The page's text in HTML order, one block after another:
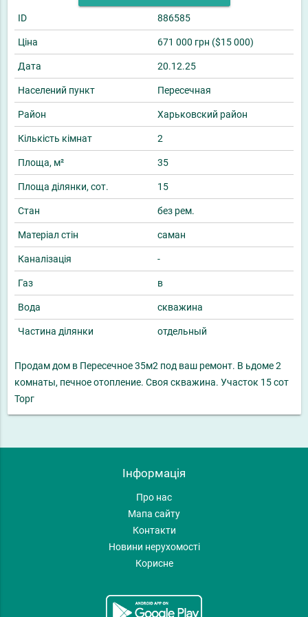
ID 886585
Ціна 671 000 грн ($15 000)
Дата 20.12.25
Населений пункт Пересечная
Район Харьковский район
Кількість кімнат 2
Площа, м² 35
Площа ділянки, сот. 15
Стан без рем.
Матеріал стін саман
Каналізація -
Газ в
Вода скважина
Частина ділянки отдельный
Продам дом в Пересечное 35м2 под ваш ремонт. В ьдоме 2
комнаты, печное отопление. Своя скважина. Участок 15 сот
Торг
Інформація
Про нас
Мапа сайту
Контакти
Новини нерухомості
Корисне